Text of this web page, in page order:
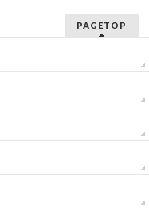
PAGETOP